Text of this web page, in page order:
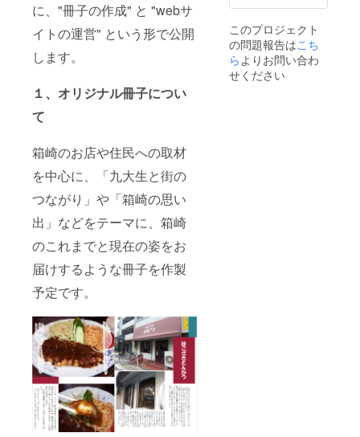
に、"冊子の作成" と "webサ
イトの運営" という形で公開
します。
１、オリジナル冊子につい
て
箱崎のお店や住民への取材
を中心に、「九大生と街の
つながり」や「箱崎の思い
出」などをテーマに、箱崎
のこれまでと現在の姿をお
届けするような冊子を作製
予定です。
このプロジェクト
の問題報告はこち
らよりお問い合わ
せください